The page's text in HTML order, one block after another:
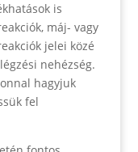
is
máj- vagy
jelei közé
nehézség.
hagyjuk
fel